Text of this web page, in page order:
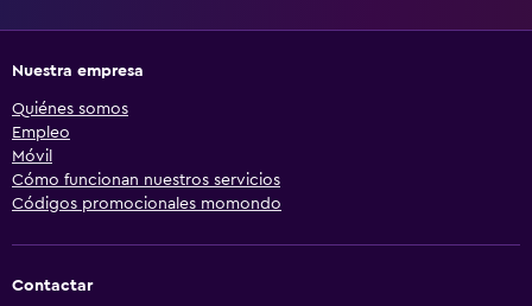
Nuestra empresa
Quiénes somos
Empleo
Móvil
Cómo funcionan nuestros servicios
Códigos promocionales momondo
Contactar